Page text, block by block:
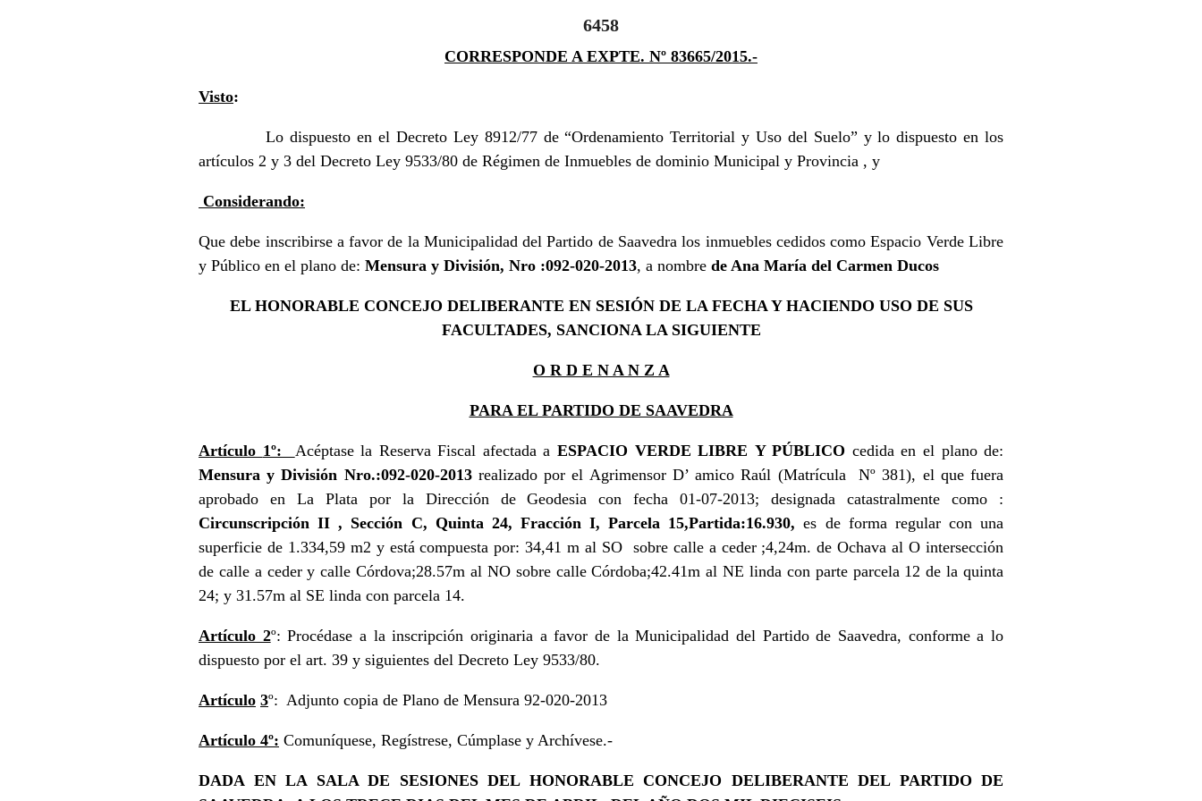
6458
CORRESPONDE A EXPTE. Nº 83665/2015.-
Visto:
Lo dispuesto en el Decreto Ley 8912/77 de “Ordenamiento Territorial y Uso del Suelo” y lo dispuesto en los
artículos 2 y 3 del Decreto Ley 9533/80 de Régimen de Inmuebles de dominio Municipal y Provincia , y
Considerando:
Que debe inscribirse a favor de la Municipalidad del Partido de Saavedra los inmuebles cedidos como Espacio Verde Libre
y Público en el plano de: Mensura y División, Nro :092-020-2013, a nombre de Ana María del Carmen Ducos
EL HONORABLE CONCEJO DELIBERANTE EN SESIÓN DE LA FECHA Y HACIENDO USO DE SUS
FACULTADES, SANCIONA LA SIGUIENTE
O R D E N A N Z A
PARA EL PARTIDO DE SAAVEDRA
Artículo 1º: Acéptase la Reserva Fiscal afectada aESPACIO VERDE LIBRE Y PÚBLICO cedida en el plano de:
Mensura y División Nro.:092-020-2013realizado por el Agrimensor D’ amico Raúl (Matrícula Nº 381), el que fuera
aprobado en La Plata por la Dirección de Geodesia con fecha 01-07-2013; designada catastralmente como :
Circunscripción II , Sección C, Quinta 24, Fracción I, Parcela 15,Partida:16.930,es de forma regular con una
superficie de 1.334,59 m2 y está compuesta por: 34,41 m al SO sobre calle a ceder ;4,24m. de Ochava al O intersección
de calle a ceder y calle Córdova;28.57m al NO sobre calle Córdoba;42.41m al NE linda con parte parcela 12 de la quinta
24; y 31.57m al SE linda con parcela 14.
Artículo 2º: Procédase a la inscripción originaria a favor de la Municipalidad del Partido de Saavedra, conforme a lo
dispuesto por el art. 39 y siguientes del Decreto Ley 9533/80.
Artículo 3º: Adjunto copia de Plano de Mensura 92-020-2013
Artículo 4º: Comuníquese, Regístrese, Cúmplase y Archívese.-
DADA EN LA SALA DE SESIONES DEL HONORABLE CONCEJO DELIBERANTE DEL PARTIDO DE